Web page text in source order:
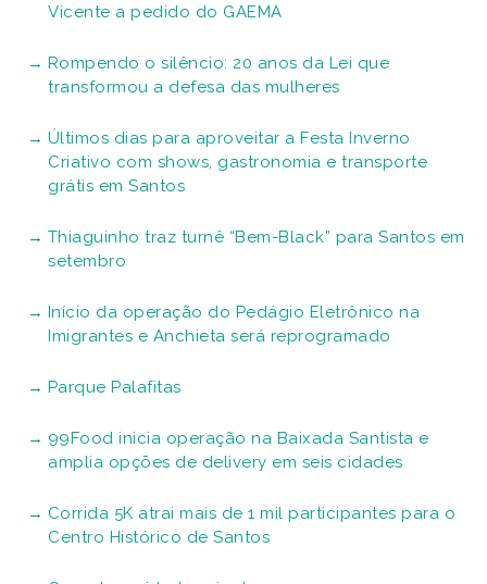
Vicente a pedido do GAEMA
Rompendo o silêncio: 20 anos da Lei que
transformou a defesa das mulheres
Últimos dias para aproveitar a Festa Inverno
Criativo com shows, gastronomia e transporte
grátis em Santos
Thiaguinho traz turnê “Bem-Black” para Santos em
setembro
Início da operação do Pedágio Eletrônico na
Imigrantes e Anchieta será reprogramado
Parque Palafitas
99Food inicia operação na Baixada Santista e
amplia opções de delivery em seis cidades
Corrida 5K atrai mais de 1 mil participantes para o
Centro Histórico de Santos